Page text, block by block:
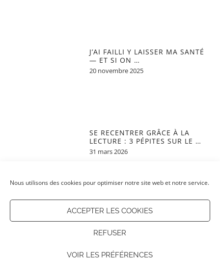
Nous utilisons des cookies pour optimiser notre site web et notre service.
ACCEPTER LES COOKIES
REFUSER
VOIR LES PRÉFÉRENCES
J’AI FAILLI Y LAISSER MA SANTÉ
— ET SI ON …
20 novembre 2025
SE RECENTRER GRÂCE À LA
LECTURE : 3 PÉPITES SUR LE …
31 mars 2026
VOYAGER AVEC UN BÉBÉ : LES
ESSENTIELS À NE SURTOUT PAS
…